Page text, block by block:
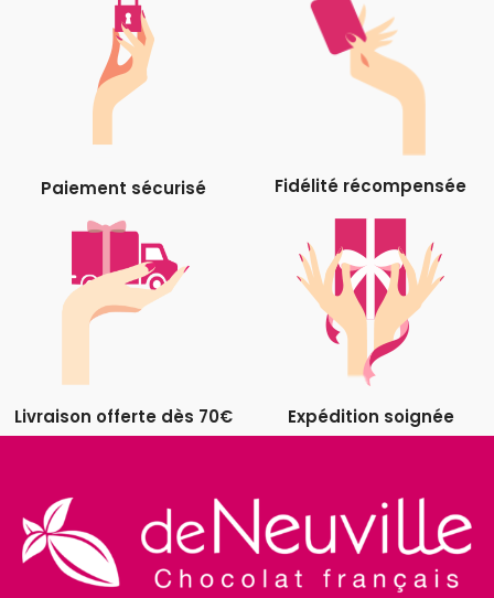
Paiement sécurisé Fidélité récompensée
Livraison offerte dès 70€ Expédition soignée